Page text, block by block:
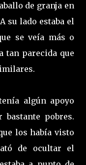
de granja en
su lado estaba el
se veía más o
tan parecida que
algún apoyo
pobres.
los había visto
de ocultar el